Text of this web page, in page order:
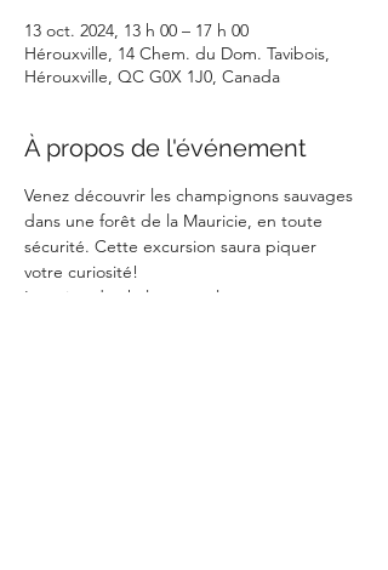
13 oct. 2024, 13 h 00 – 17 h 00
Hérouxville, 14 Chem. du Dom. Tavibois,
Hérouxville, QC G0X 1J0, Canada
À propos de l'événement
Venez découvrir les champignons sauvages
dans une forêt de la Mauricie, en toute
sécurité. Cette excursion saura piquer
votre curiosité!
Location de chalets sur place :